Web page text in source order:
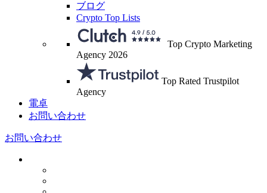
ブログ
Crypto Top Lists
Top Crypto Marketing
Agency 2026
Top Rated Trustpilot
Agency
電卓
お問い合わせ
お問い合わせ